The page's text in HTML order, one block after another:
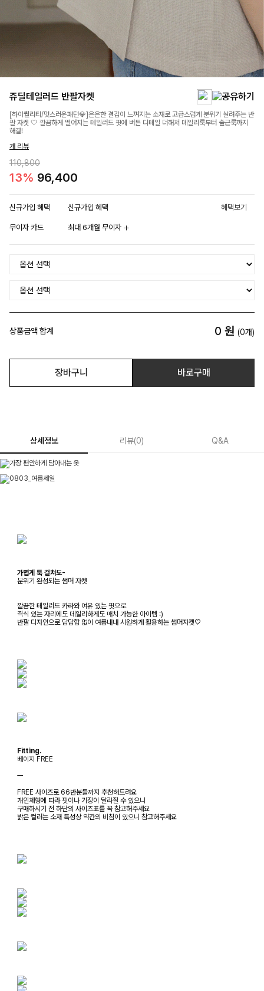
쥬딜테일러드 반팔자켓
[하이퀄리티/멋스러운패턴💎]은은한 결감이 느껴지는 소재로 고급스럽게 분위기 살려주는 반
팔 자켓 🤍 깔끔하게 떨어지는 테일러드 핏에 버튼 디테일 더해져 데일리룩부터 출근룩까지
해결!
개 리뷰
110,800
13% 96,400
신규가입 혜택 신규가입 혜택 혜택보기
무이자 카드 최대 6개월 무이자
상품금액 합계 0 원 (0개)
장바구니 바로구매
상세정보 리뷰(0) Q&A
가볍게 툭 걸쳐도-
분위기 완성되는 썸머 자켓
깔끔한 테일러드 카라와 여유 있는 핏으로
격식 있는 자리에도 데일리하게도 매치 가능한 아이템 :)
반팔 디자인으로 답답함 없이 여름내내 시원하게 활용하는 썸머자켓♡
Fitting.
베이지 FREE
ㅡ
FREE 사이즈로 66반분들까지 추천해드려요
개인체형에 따라 핏이나 기장이 달라질 수 있으니
구매하시기 전 하단의 사이즈표를 꼭 참고해주세요
밝은 컬러는 소재 특성상 약간의 비침이 있으니 참고해주세요